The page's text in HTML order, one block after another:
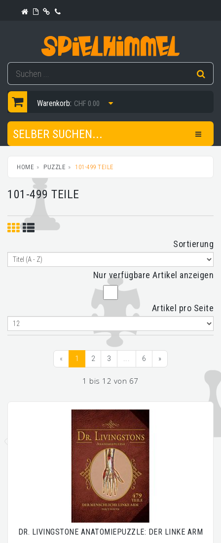
Warenkorb: CHF 0.00
SELBER SUCHEN...
HOME PUZZLE 101-499 TEILE
101-499 TEILE
Sortierung
Nur verfügbare Artikel anzeigen
Artikel pro Seite
« 1 2 3 ... 6 »
1 bis 12 von 67
DR. LIVINGSTONE ANATOMIEPUZZLE: DER LINKE ARM